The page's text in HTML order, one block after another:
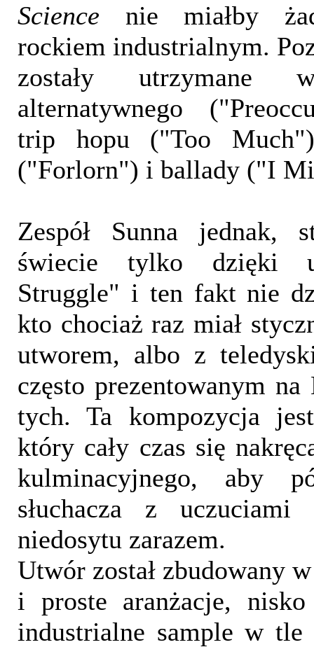
Science nie miałby
rockiem industrialnym.
zostały
alternatywnego
trip hopu ("Too
("Forlorn") i ballady ("I
Zespół Sunna jednak,
świecie tylko dzięki
Struggle" i ten fakt nie
kto chociaż raz miał
utworem, albo z
często prezentowanym
tych. Ta kompozycja
który cały czas się
kulminacyjnego, aby
słuchacza z
niedosytu zarazem.
Utwór został zbudowany
i proste aranżacje,
industrialne sample w